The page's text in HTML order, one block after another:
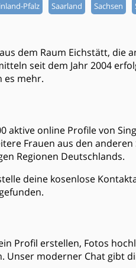
Pfalz Saarland Sachsen
dem Raum Eichstätt, die
seit dem Jahr 2004
es mehr.
aktive online Profile von
Frauen aus den
Regionen Deutschlands.
deine kosenlose
Profil erstellen, Fotos
Unser moderner Chat gibt